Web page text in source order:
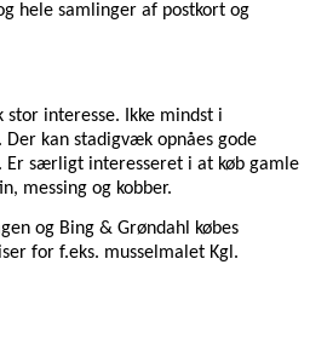
hele samlinger af postkort og
interesse. Ikke mindst i
Der kan stadigvæk opnåes gode
særligt interesseret i at køb gamle
messing og kobber.
og Bing & Grøndahl købes
for f.eks. musselmalet Kgl.